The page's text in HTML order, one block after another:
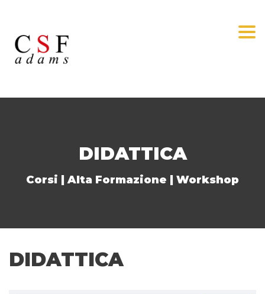
DIDATTICA
Corsi | Alta Formazione | Workshop
DIDATTICA